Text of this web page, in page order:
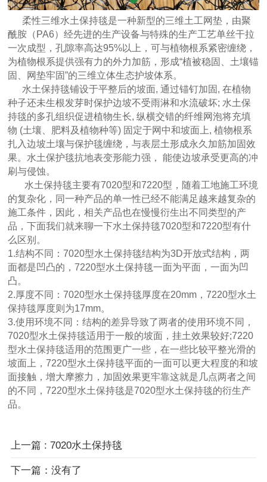
柔性三维水土保持毯是一种新型的三维土工网垫，由聚
酰胺（PA6）经先进的生产设备与特殊的生产工艺单丝干拉
一次成型，孔隙率高达95%以上，可与植物根系紧密缠绕，
为植物根系提供强有力的外力加筋，形成“植被稳固、土壤锚
固、网垫牢固”的三维立体生态护坡体系。
水土保持毯铺设于平整后的坡面, 通过锚钉加固, 在植物
种子还未生根发芽时保护边坡不受雨淋和水流破坏; 水土保
持毯的多孔组织促进植物生长, 纵横交错的纤维网泡将充填
物 (土壤、肥料及植物种等) 固定于网中和坡面上, 植物根系
扎入边坡土壤与保护毯缠绕，与表层土形成永久加筋加固效
果。水土保护毯抗地表变形能力强， 能使边坡承受更高的冲
刷与侵蚀。
水土保持毯主要有7020型和7220型，随着工地施工环境
的复杂化，同一种产品的单一性已经不能满足越来越复杂的
施工条件，因此，相关产品也在慢慢衍生出不同类型的产
品，下面我们就来聊一下水土保持毯7020型和7220型有什
么区别。
1.结构不同：7020型水土保持毯结构为3D开放式结构，两
面都是凹凸的，7220型水土保持毯一面为平面，一面为凹
凸。
2.厚度不同：7020型水土保持毯厚度在20mm，7220型水土
保持毯厚度则为17mm。
3.使用环境不同：结构的差异导致了两者的使用环境不同，
7020型水土保持毯适用于一般的坡面，挂土效果较好;7220
型水土保持毯适用的范围更广一些，在一些比较平整光滑的
坡面上，7220型水土保持毯平面的一面可以更大程度的和坡
面接触，增大摩擦力，加固效果更牢靠这就是几点两者之间
的不同，7220型水土保持毯是7020型水土保持毯的衍生产
品。
上一篇 : 7020水土保持毯
下一篇：没有了